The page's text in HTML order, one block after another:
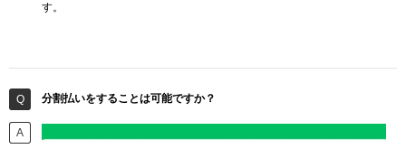
す。
分割払いをすることは可能ですか？